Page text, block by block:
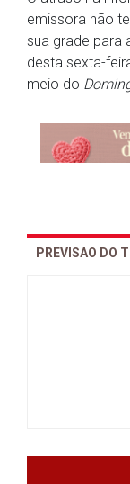
emissora não
sua grade para
desta sexta-
meio do
PREVISAO DO